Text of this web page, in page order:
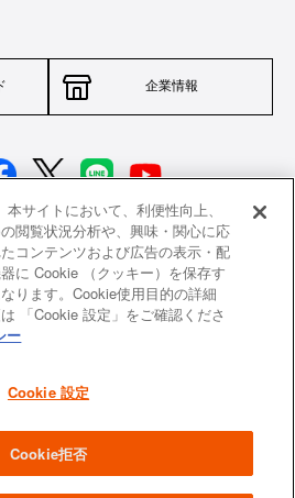
企業情報
特定商取引法に基づく表示
個人情報保護方針
お問い合わせ
本サイトにおいて、利便性向上、
閲覧状況分析や、興味・関心に応
コンテンツおよび広告の表示・配
に Cookie （クッキー）を保存す
ります。Cookie使用目的の詳細
「Cookie 設定」をご確認くださ
ー
Cookie 設定
Cookie拒否